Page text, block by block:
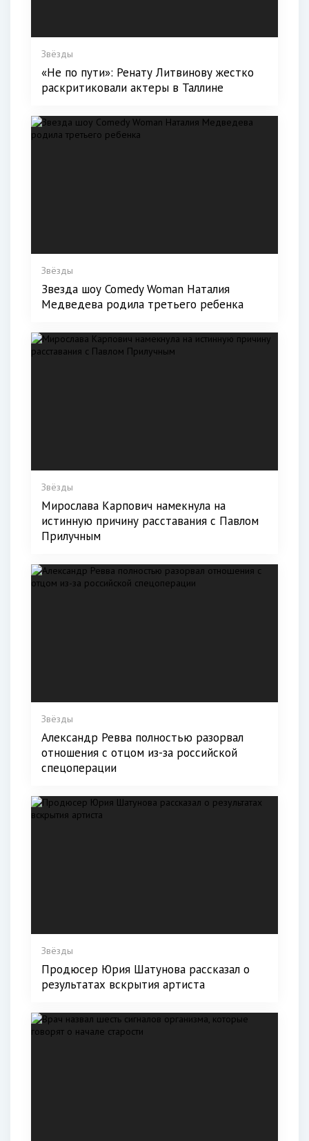
Звёзды
«Не по пути»: Ренату Литвинову жестко
раскритиковали актеры в Таллине
Звёзды
Звезда шоу Comedy Woman Наталия
Медведева родила третьего ребенка
Звёзды
Мирослава Карпович намекнула на
истинную причину расставания с Павлом
Прилучным
Звёзды
Александр Ревва полностью разорвал
отношения с отцом из-за российской
спецоперации
Звёзды
Продюсер Юрия Шатунова рассказал о
результатах вскрытия артиста